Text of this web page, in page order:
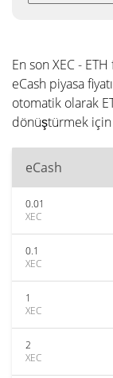
En son XEC - ETH
eCash piyasa
otomatik olarak
dönüştürmek
eCash
0.01
XEC
0.1
XEC
1
XEC
2
XEC